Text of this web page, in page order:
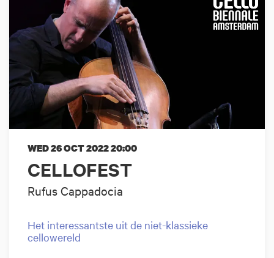
CELLOFEST
Rufus Cappadocia
WED 26 OCT 202220:00
Het interessantste uit de niet-klassieke
cellowereld